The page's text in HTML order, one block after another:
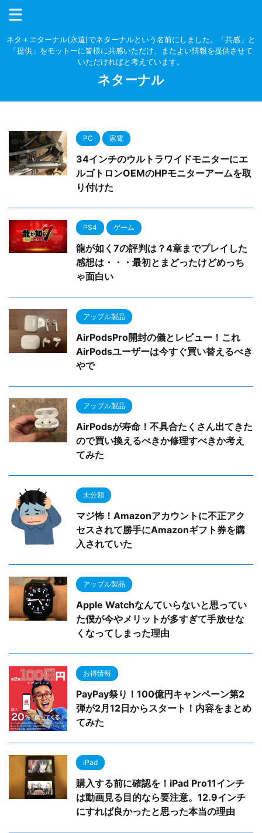
ネタ＋エターナル(永遠)でネターナルという名前にしました。「共感」と
「提供」をモットーに皆様に共感いただけ、またよい情報を提供させて
いただければと考えています。
ネターナル
PC 家電
34インチのウルトラワイドモニターにエ
ルゴトロンOEMのHPモニターアームを取
り付けた
PS4 ゲーム
龍が如く7の評判は？4章までプレイした
感想は・・・最初とまどったけどめっち
ゃ面白い
アップル製品
AirPodsPro開封の儀とレビュー！これ
AirPodsユーザーは今すぐ買い替えるべき
やで
アップル製品
AirPodsが寿命！不具合たくさん出てきた
ので買い換えるべきか修理すべきか考え
てみた
未分類
マジ怖！Amazonアカウントに不正アク
セスされて勝手にAmazonギフト券を購
入されていた
アップル製品
Apple Watchなんていらないと思ってい
た僕が今やメリットが多すぎて手放せな
くなってしまった理由
お得情報
PayPay祭り！100億円キャンペーン第2
弾が2月12日からスタート！内容をまとめ
てみた
iPad
購入する前に確認を！iPad Pro11インチ
は動画見る目的なら要注意。12.9インチ
にすれば良かったと思った本当の理由